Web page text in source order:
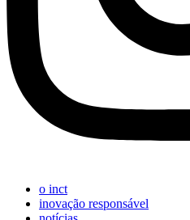
o inct
inovação responsável